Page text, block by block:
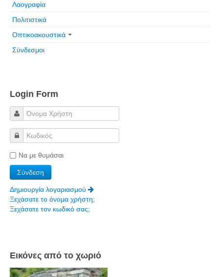
Λαογραφία
Πολιτιστικά
Οπτικοακουστικά
Σύνδεσμοι
Login Form
Να με θυμάσαι
Δημιουργία λογαριασμού
Ξεχάσατε το όνομα χρήστη;
Ξεχάσατε τον κωδικό σας;
Εικόνες από το χωριό